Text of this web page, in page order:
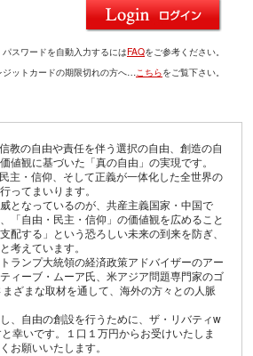
パスワードを自動入力するにはFAQをご参考ください。
ジットカードの期限切れの方へ…こちらをご覧下さい。
教の自由や責任を伴う選択の自由、創造の自
値観に基づいた「真の自由」の実現です。
主・信仰、そして正義が一体化した全世界の
ってまいります。
となっているのが、共産主義国家・中国で
「自由・民主・信仰」の価値観を広めること
配する」という恐ろしい未来の到来を防ぎ、
考えています。
ランプ大統領の経済政策アドバイザーのアー
ィーブ・ムーア氏、米アジア問題専門家のゴ
ざまな取材を通して、海外の方々との人脈
、自由の創設を行うために、ザ・リバティw
幸いです。１口１万円からお受けいたしま
お願いいたします。